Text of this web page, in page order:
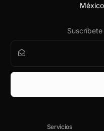
Servicios